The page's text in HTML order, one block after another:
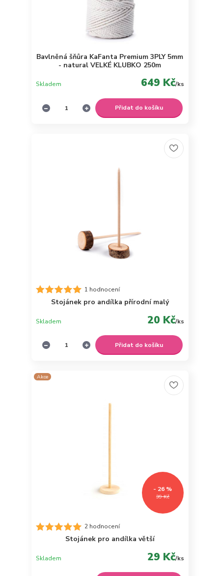
Bavlněná šňůra KaFanta Premium 3PLY 5mm
- natural VELKÉ KLUBKO 250m
649 Kč/ks
Skladem
Přidat do košíku
1 hodnocení
Stojánek pro andílka přírodní malý
20 Kč/ks
Skladem
Přidat do košíku
Akce
39 Kč
- 26 %
2 hodnocení
Stojánek pro andílka větší
29 Kč/ks
Skladem